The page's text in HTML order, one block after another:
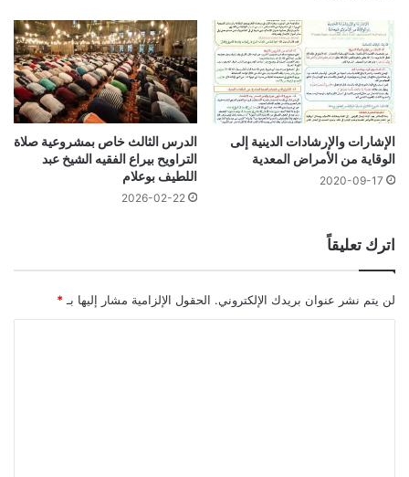
الإشارات والإرشادات الدينية إلى
الوقاية من الأمراض المعدية
2020-09-17
الدرس الثالث خاص بمشروعية صلاة
التراويح بيراع الفقيه الشيخ عبد
اللطيف بوعلام
2026-02-22
اترك تعليقاً
لن يتم نشر عنوان بريدك الإلكتروني. الحقول الإلزامية مشار إليها بـ *